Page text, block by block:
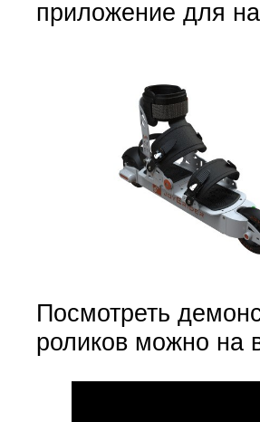
приложение для
Посмотреть
роликов можно на